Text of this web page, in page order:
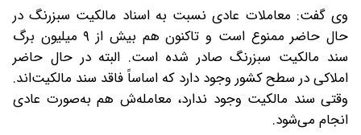
وی گفت: معاملات عادی نسبت به اسناد مالکیت سبزرنگ در
حال حاضر ممنوع است و تاکنون هم بیش از ۹ میلیون برگ
سند مالکیت سبزرنگ صادر شده است. البته در حال حاضر
املاکی در سطح کشور وجود دارد که اساساً فاقد سند مالکیت‌اند.
وقتی سند مالکیت وجود ندارد، معامله‌ش هم به‌صورت عادی
انجام می‌شود.